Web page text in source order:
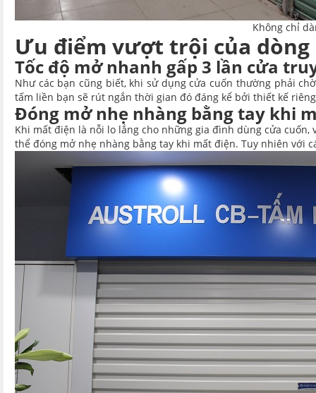
Không chỉ
Ưu điểm vượt trội của
Tốc độ mở nhanh gấp 3 lần cửa
Như các bạn cũng biết, khi sử dụng cửa cuốn thường phải
tấm liền bạn sẽ rút ngắn thời gian đó đáng kể bởi thiết kế
Đóng mở nhẹ nhàng bằng tay khi
Khi mất điện là nỗi lo lắng cho những gia đình dùng cửa
thể đóng mở nhẹ nhàng bằng tay khi mất điện. Tuy nhiên với